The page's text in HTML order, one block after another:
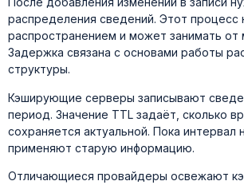
распределения сведений. Этот процесс
распространением и может занимать от
Задержка связана с основами работы
структуры.
Кэширующие серверы записывают
период. Значение TTL задаёт, сколько
сохраняется актуальной. Пока интервал
применяют старую информацию.
Отличающиеся провайдеры освежают